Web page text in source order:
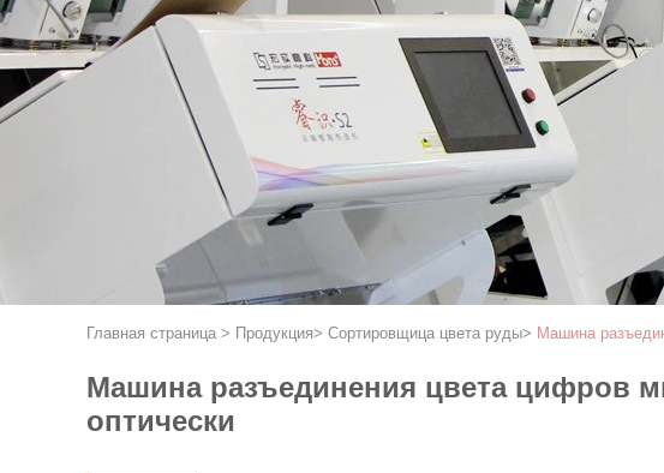
Главная страница > Продукция> Сортировщица цвета руды> Машина
Машина разъединения цвета цифров
оптически